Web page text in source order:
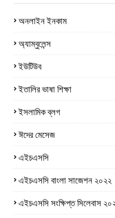
অনলাইন ইনকাম
অ্যাম্বুলেন্স
ইউটিউব
ইতালির ভাষা শিক্ষা
ইসলামিক ব্লগ
ঈদের মেসেজ
এইচএসসি
এইচএসসি বাংলা সাজেশন ২০২২
এইচএসসি সংক্ষিপ্ত সিলেবাস